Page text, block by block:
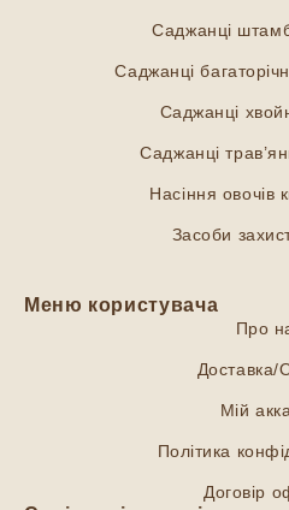
Саджанці
Саджанці
Саджанці
Саджанці
Насіння овочів
Засоби
Меню користувача
Про
Доставка/
Мій
Політика
Договір